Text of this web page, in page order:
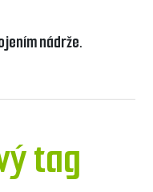
nádrže.
tag